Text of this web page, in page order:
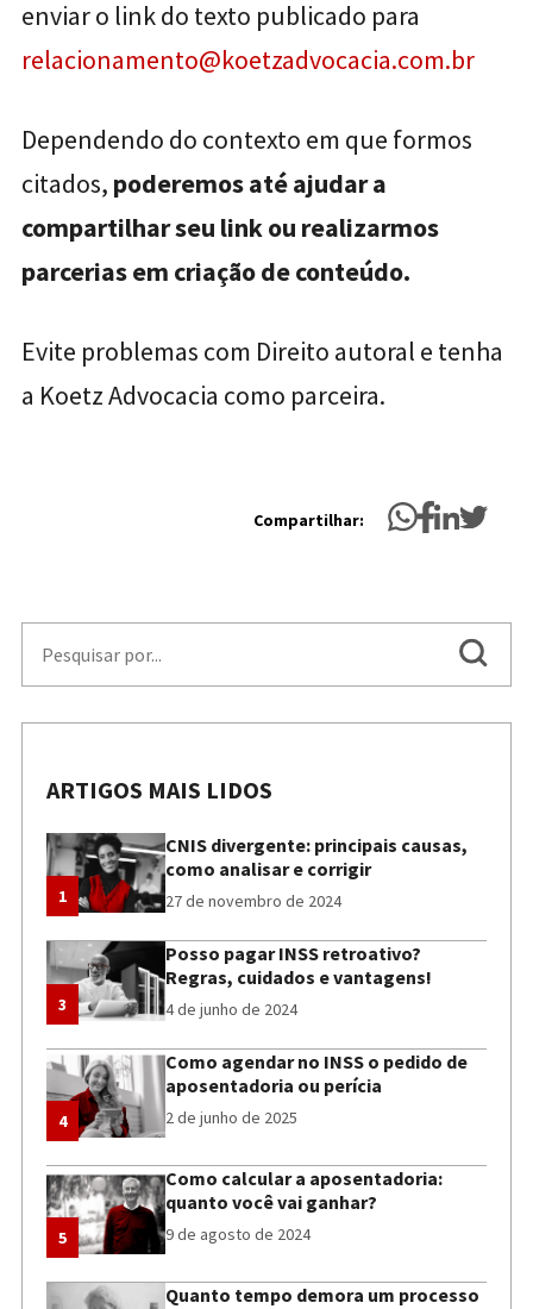
enviar o link do texto publicado para
relacionamento@koetzadvocacia.com.br
Dependendo do contexto em que formos
citados, poderemos até ajudar a
compartilhar seu link ou realizarmos
parcerias em criação de conteúdo.
Evite problemas com Direito autoral e tenha
a Koetz Advocacia como parceira.
Compartilhar:
ARTIGOS MAIS LIDOS
1
CNIS divergente: principais causas,
como analisar e corrigir
27 de novembro de 2024
3
Posso pagar INSS retroativo?
Regras, cuidados e vantagens!
4 de junho de 2024
4
Como agendar no INSS o pedido de
aposentadoria ou perícia
2 de junho de 2025
5
Como calcular a aposentadoria:
quanto você vai ganhar?
9 de agosto de 2024
Quanto tempo demora um processo